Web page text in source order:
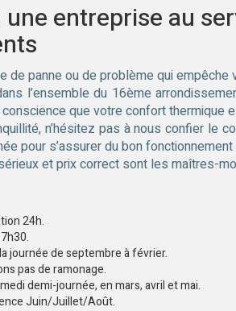
une entreprise au
de panne ou de problème qui
l’ensemble du 16ème
que votre confort thermique
n’hésitez pas à nous confier le
pour s’assurer du bon
et prix correct sont les maîtres-
24h.
journée de septembre à février.
pas de ramonage.
demi-journée, en mars, avril et mai.
Juin/Juillet/Août.